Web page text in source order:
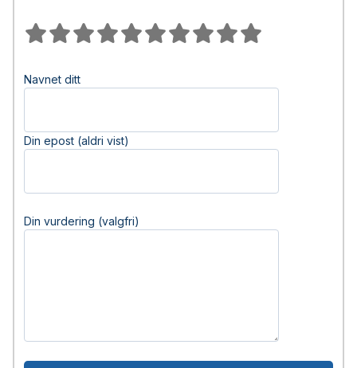
Navnet ditt
Din epost (aldri vist)
Din vurdering (valgfri)